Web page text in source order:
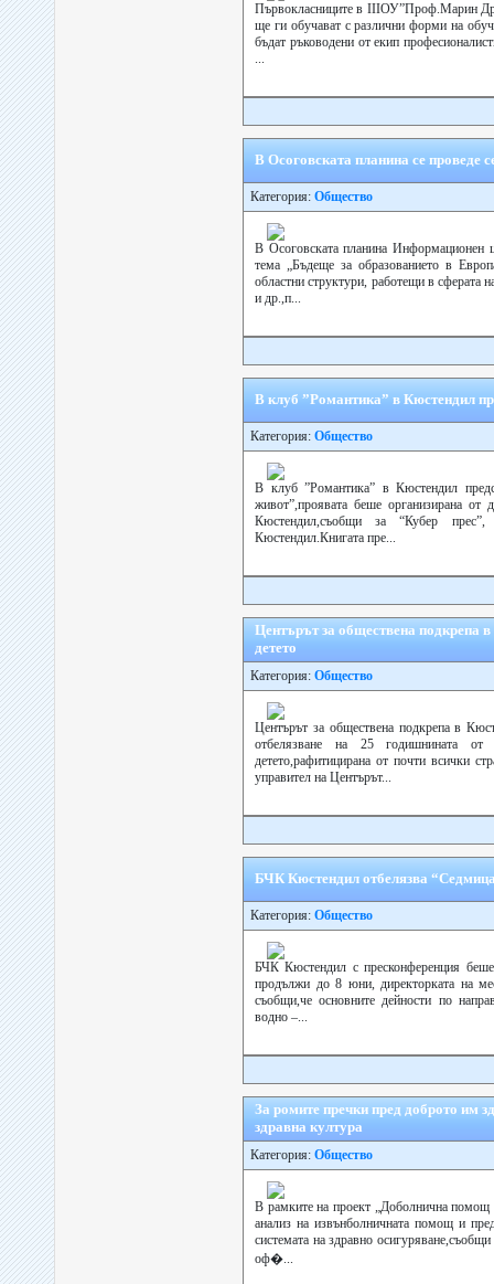
Първокласниците в ІІІОУ”Проф.Марин
ще ги обучават с различни форми на
бъдат ръководени от екип
...
В Осоговската планина се проведе
Категория: Общество
В Осоговската планина Информационен
тема „Бъдеще за образованието в
областни структури, работещи в сферата
и др.,п...
В клуб ”Романтика” в Кюстендил
Категория: Общество
В клуб ”Романтика” в Кюстендил
живот”,проявата беше организирана
Кюстендил,съобщи за “Кубер
Кюстендил.Книгата пре...
Центърът за обществена подкрепа
детето
Категория: Общество
Центърът за обществена подкрепа в
отбелязване на 25 годишнината
детето,рафитицирана от почти всички
управител на Центърът...
БЧК Кюстендил отбелязва
Категория: Общество
БЧК Кюстендил с пресконференция
продължи до 8 юни, директорката на
съобщи,че основните дейности по
водно –...
За ромите пречки пред доброто им
здравна култура
Категория: Общество
В рамките на проект „Доболнична
анализ на извънболничната помощ и
системата на здравно
оф�...